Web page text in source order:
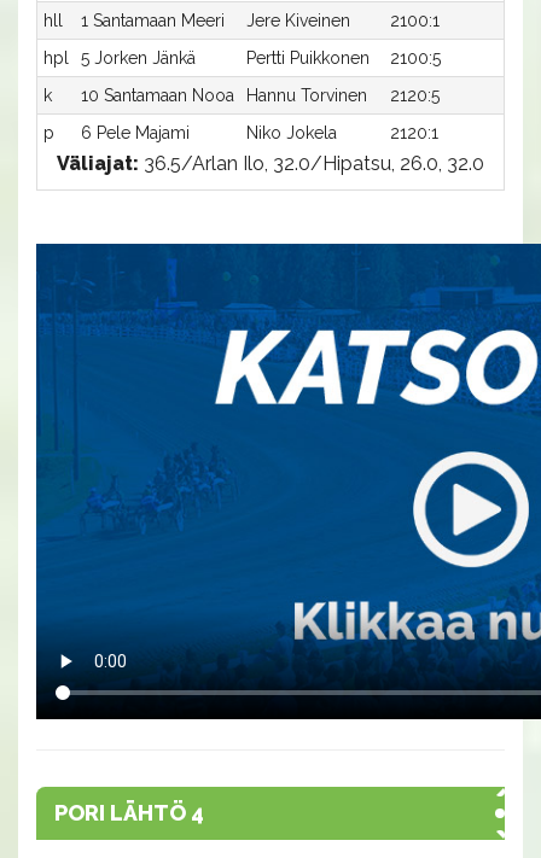
hll
1 Santamaan Meeri Jere Kiveinen 2100:1
hpl
5 Jorken Jänkä Pertti Puikkonen 2100:5
k
10 Santamaan Nooa Hannu Torvinen 2120:5
p
6 Pele Majami Niko Jokela 2120:1
Väliajat: 36.5/Arlan Ilo, 32.0/Hipatsu, 26.0, 32.0
PORI LÄHTÖ 4